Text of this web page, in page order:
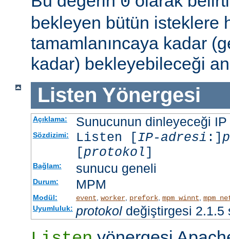
bekleyen bütün isteklere
tamamlanıncaya kadar
kadar) bekleyebileceği
Listen Yönergesi
Açıklama: Sunucunun dinleyeceği
Sözdizimi: Listen [IP-adresi :]
[protokol]
Bağlam: sunucu geneli
Durum: MPM
Modül: event worker, prefork, mpm_winnt
Uyumluluk: protokoldeğiştirgesi 2.1.5